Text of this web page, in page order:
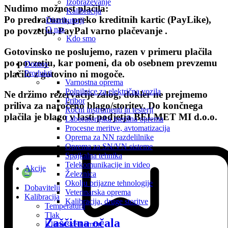
Kalibracija
Distributerji
O nas
Kdo smo
Domov
Produkti
Varnostna oprema
Polnilnice za električna vozila
Pribor
Ročni instrumenti in testerji
Laboratorijska merilna oprema
Procesne meritve, avtomatizacija
Oprema za NN razdelilnike
Oprema za SN/VN sisteme
Spajkalna tehnika
Telekomunikacije in video
Železnica
Okolju prijazne tehnologije
Veterinarska oprema
Kalibracija, druge storitve
Zaščitna očala
Akcije
%
Dobavitelji
Kalibracija
Temperatura
Tlak
Klimatske komore
Nudimo možnost plačila:
Po predračunu, preko kreditnih kartic (PayLike),
po povzetju, PayPal varno plačevanje .
Gotovinsko ne poslujemo, razen v primeru plačila
po povzetju, kar pomeni, da ob osebnem prevzemu
plačilo z gotovino ni mogoče.
Ne držimo rezervacije zalog, dokler ne prejmemo
priliva za naročeno blago/storitev. Do končnega
plačila je blago v lasti podjetja BELMET MI d.o.o.